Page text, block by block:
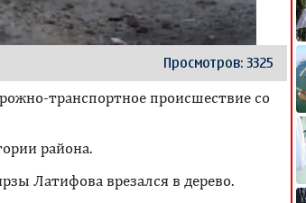
Просмотров: 3325
транспортное происшествие со
района.
Латифова врезался в дерево.